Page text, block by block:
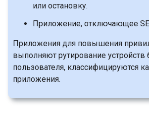
или остановку.
Приложение, отключающее
Приложения для повышения
выполняют рутирование устройств
пользователя, классифицируются
приложения.